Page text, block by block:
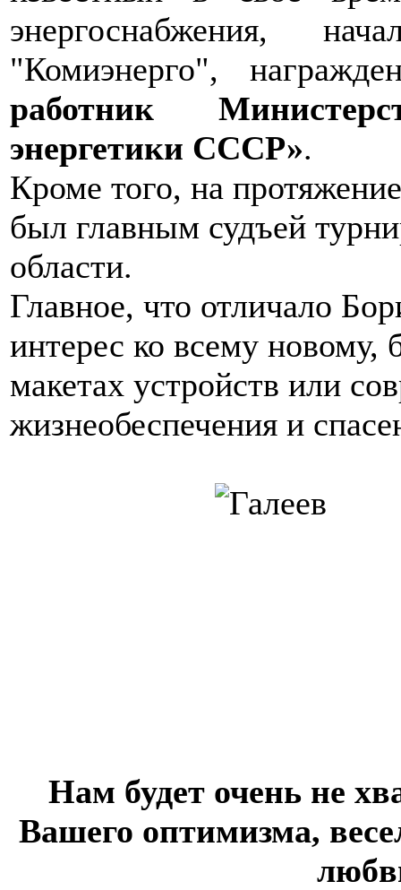
энергоснабжения,
"Комиэнерго",
работник
энергетики СССР».
Кроме того, на
был главным судъей
области.
Главное, что отличало
интерес ко всему новому,
макетах устройств или
жизнеобеспечения и
Нам будет очень не
Вашего оптимизма,